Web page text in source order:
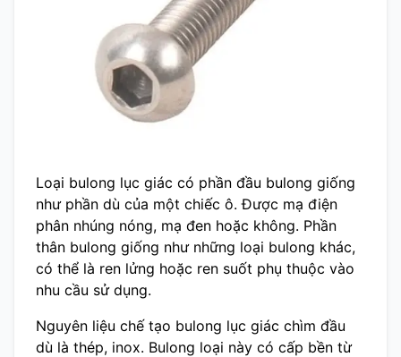
Loại bulong lục giác có phần đầu bulong giống
như phần dù của một chiếc ô. Được mạ điện
phân nhúng nóng, mạ đen hoặc không. Phần
thân bulong giống như những loại bulong khác,
có thể là ren lửng hoặc ren suốt phụ thuộc vào
nhu cầu sử dụng.
Nguyên liệu chế tạo bulong lục giác chìm đầu
dù là thép, inox. Bulong loại này có cấp bền từ